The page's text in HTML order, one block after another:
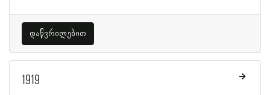
დაწვრილებით
1919